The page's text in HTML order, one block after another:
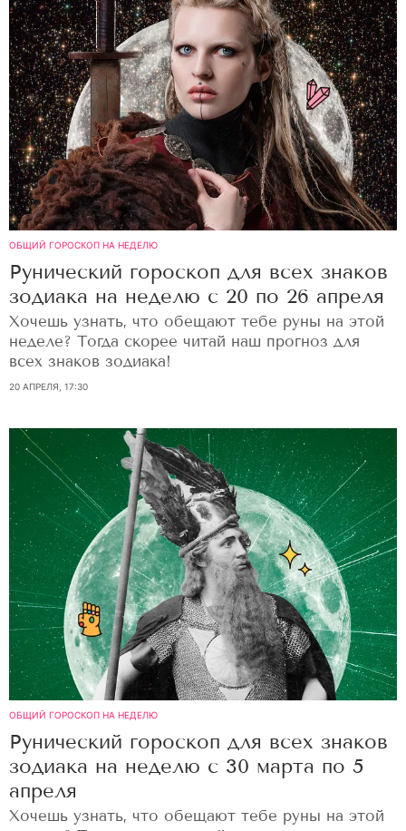
ОБЩИЙ ГОРОСКОП НА НЕДЕЛЮ
Рунический гороскоп для всех знаков
зодиака на неделю с 20 по 26 апреля
Хочешь узнать, что обещают тебе руны на этой
неделе? Тогда скорее читай наш прогноз для
всех знаков зодиака!
20 АПРЕЛЯ, 17:30
ОБЩИЙ ГОРОСКОП НА НЕДЕЛЮ
Рунический гороскоп для всех знаков
зодиака на неделю с 30 марта по 5
апреля
Хочешь узнать, что обещают тебе руны на этой